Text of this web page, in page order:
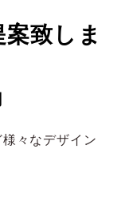
致しま
々なデザイン